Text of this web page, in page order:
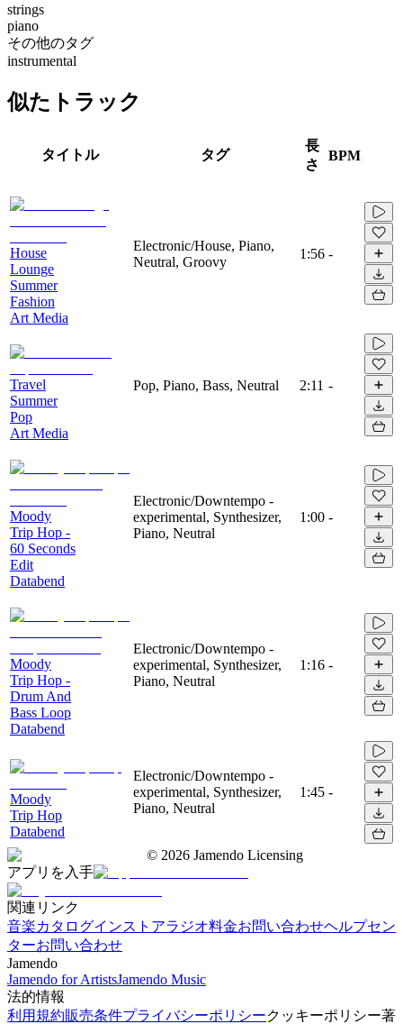
strings
piano
その他のタグ
instrumental
似たトラック
タイトル タグ
長
さ
BPM
House
Lounge
Summer
Fashion
Art Media
Electronic/House, Piano,
Neutral, Groovy
1:56 -
Travel
Summer
Pop
Art Media
Pop, Piano, Bass, Neutral 2:11 -
Moody
Trip Hop -
60 Seconds
Edit
Databend
Electronic/Downtempo -
experimental, Synthesizer,
Piano, Neutral
1:00 -
Moody
Trip Hop -
Drum And
Bass Loop
Databend
Electronic/Downtempo -
experimental, Synthesizer,
Piano, Neutral
1:16 -
Moody
Trip Hop
Databend
Electronic/Downtempo -
experimental, Synthesizer,
Piano, Neutral
1:45 -
© 2026 Jamendo Licensing
アプリを入手
関連リンク
音楽カタログインストアラジオ料金お問い合わせヘルプセン
ターお問い合わせ
Jamendo
Jamendo for ArtistsJamendo Music
法的情報
利用規約販売条件プライバシーポリシークッキーポリシー著